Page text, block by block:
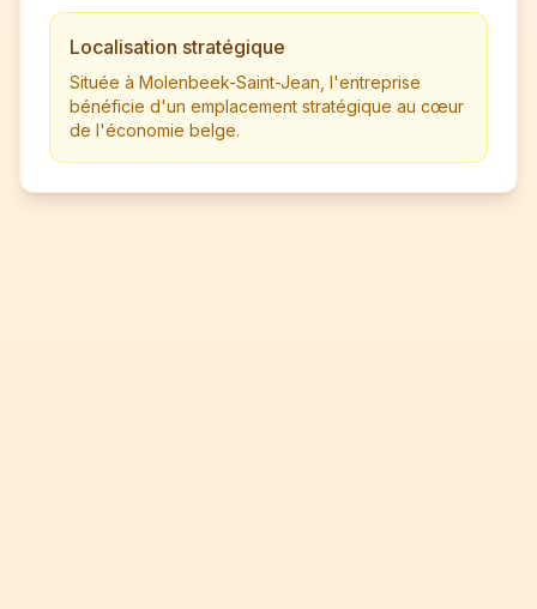
Localisation stratégique
Située à Molenbeek-Saint-Jean, l'entreprise
bénéficie d'un emplacement stratégique au cœur
de l'économie belge.